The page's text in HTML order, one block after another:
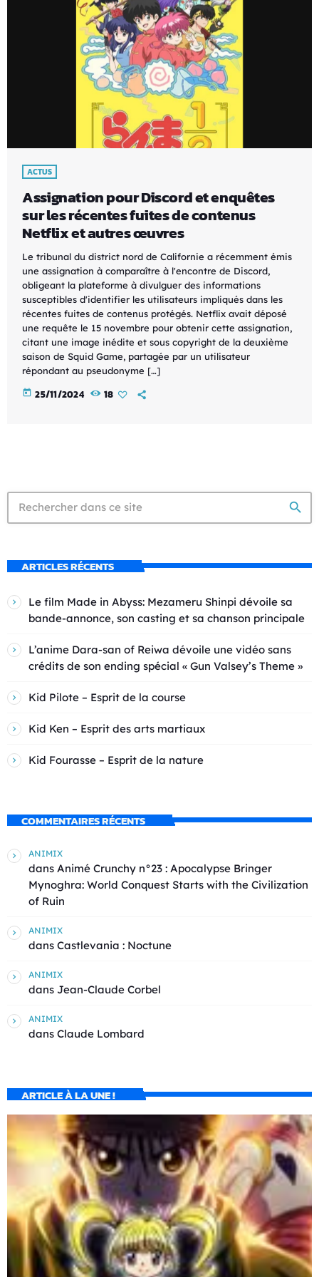
ACTUS
Assignation pour Discord et enquêtes
sur les récentes fuites de contenus
Netflix et autres œuvres
Le tribunal du district nord de Californie a récemment émis
une assignation à comparaître à l'encontre de Discord,
obligeant la plateforme à divulguer des informations
susceptibles d'identifier les utilisateurs impliqués dans les
récentes fuites de contenus protégés. Netflix avait déposé
une requête le 15 novembre pour obtenir cette assignation,
citant une image inédite et sous copyright de la deuxième
saison de Squid Game, partagée par un utilisateur
répondant au pseudonyme […]
today 25/11/2024 18
search
ARTICLES RÉCENTS
Le film Made in Abyss: Mezameru Shinpi dévoile sa
bande-annonce, son casting et sa chanson principale
L’anime Dara-san of Reiwa dévoile une vidéo sans
crédits de son ending spécial « Gun Valsey’s Theme »
Kid Pilote – Esprit de la course
Kid Ken – Esprit des arts martiaux
Kid Fourasse – Esprit de la nature
COMMENTAIRES RÉCENTS
ANIMIX
dans Animé Crunchy n°23 : Apocalypse Bringer
Mynoghra: World Conquest Starts with the Civilization
of Ruin
ANIMIX
dans Castlevania : Noctune
ANIMIX
dans Jean-Claude Corbel
ANIMIX
dans Claude Lombard
ARTICLE À LA UNE !